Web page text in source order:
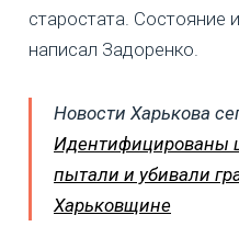
старостата. Состояние
написал Задоренко.
Новости Харькова
Идентифицированы
пытали и убивали
Харьковщине